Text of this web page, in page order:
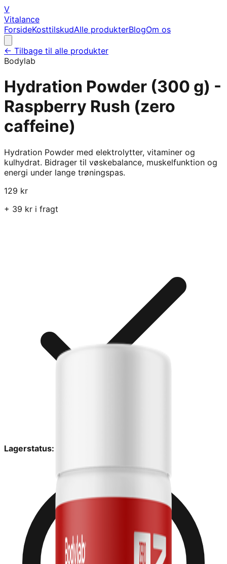
V
Vitalance
ForsideKosttilskudAlle produkterBlogOm os
← Tilbage til alle produkter
Bodylab
Hydration Powder (300 g) -
Raspberry Rush (zero
caffeine)
Hydration Powder med elektrolytter, vitaminer og
kulhydrat. Bidrager til vøskebalance, muskelfunktion og
energi under lange trøningspas.
129 kr
+ 39 kr i fragt
Lagerstatus: